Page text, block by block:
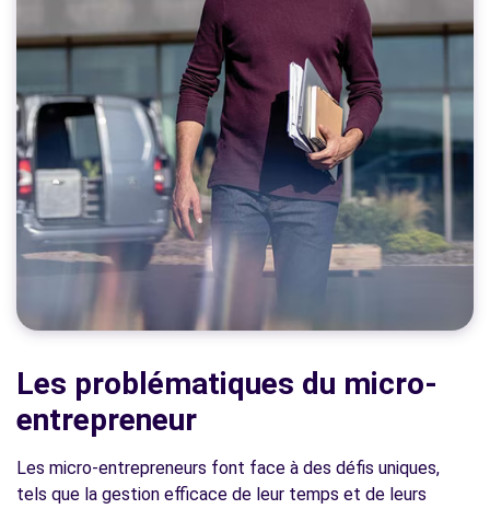
Les problématiques du micro-
entrepreneur
Les micro-entrepreneurs font face à des défis uniques,
tels que la gestion efficace de leur temps et de leurs